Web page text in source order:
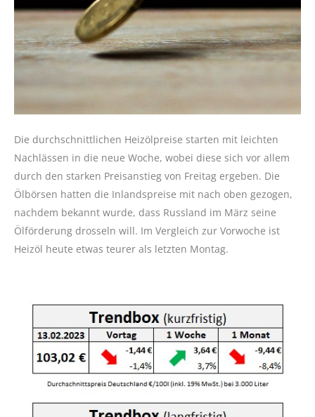
Die durchschnittlichen Heizölpreise starten mit leichten
Nachlässen in die neue Woche, wobei diese sich vor allem
durch den starken Preisanstieg von Freitag ergeben. Die
Ölbörsen hatten die Inlandspreise mit nach oben gezogen,
nachdem bekannt wurde, dass Russland im März seine
Ölförderung drosseln will. Im Vergleich zur Vorwoche ist
Heizöl heute etwas teurer als letzten Montag.